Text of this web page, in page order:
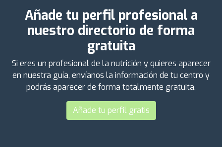
Añade tu perfil profesional a
nuestro directorio de forma
gratuita
Si eres un profesional de la nutrición y quieres aparecer
en nuestra guía, envíanos la información de tu centro y
podrás aparecer de forma totalmente gratuita.
Añade tu perfil gratis